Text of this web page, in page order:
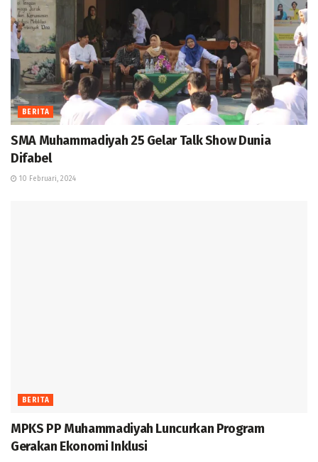
BERITA
SMA Muhammadiyah 25 Gelar Talk Show Dunia
Difabel
10 Februari, 2024
BERITA
MPKS PP Muhammadiyah Luncurkan Program
Gerakan Ekonomi Inklusi